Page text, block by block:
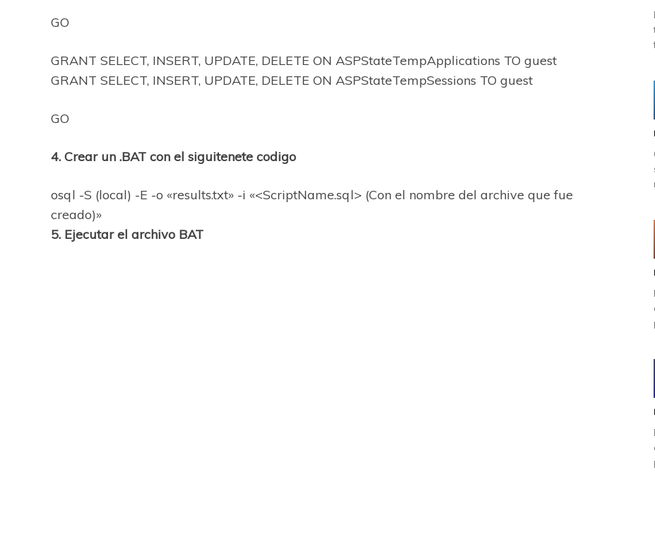
GO
GRANT SELECT, INSERT, UPDATE, DELETE ON ASPStateTempApplications TO guest
GRANT SELECT, INSERT, UPDATE, DELETE ON ASPStateTempSessions TO guest
GO
4. Crear un .BAT con el siguitenete codigo
osql -S (local) -E -o «results.txt» -i «<ScriptName.sql> (Con el nombre del archive que fue
creado)»
5. Ejecutar el archivo BAT